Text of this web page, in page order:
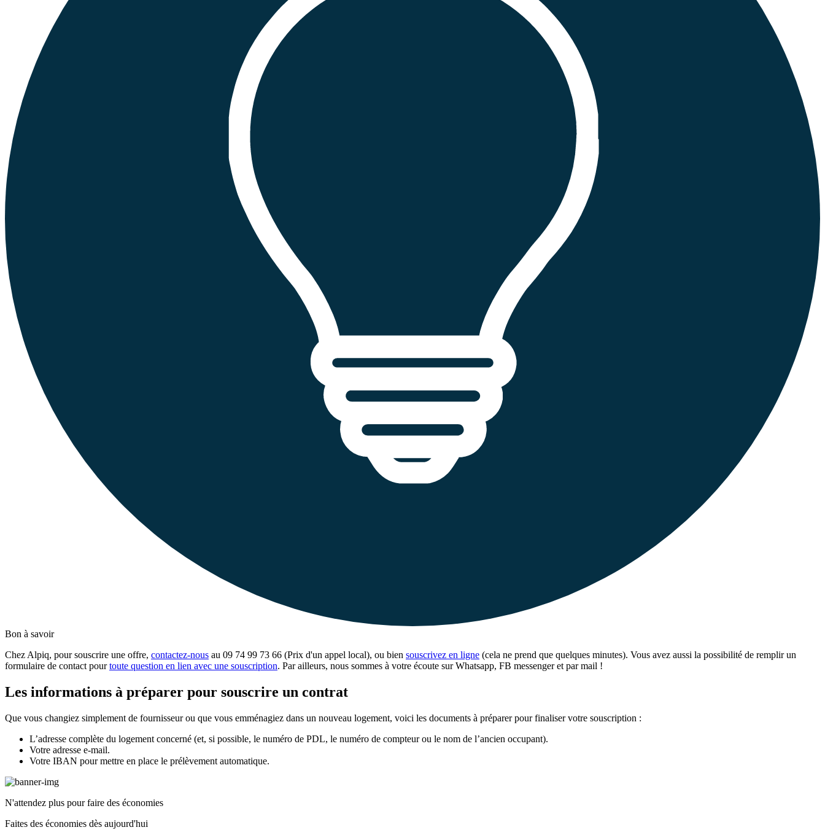
Bon à savoir
Chez Alpiq, pour souscrire une offre, contactez-nous au 09 74 99 73 66 (Prix d'un appel local), ou bien souscrivez en ligne (cela ne prend que quelques minutes). Vous avez aussi la possibilité de remplir un
formulaire de contact pourtoute question en lien avec une souscription. Par ailleurs, nous sommes à votre écoute sur Whatsapp, FB messenger et par mail !
Les informations à préparer pour souscrire un contrat
Que vous changiez simplement de fournisseur ou que vous emménagiez dans un nouveau logement, voici les documents à préparer pour finaliser votre souscription :
L’adresse complète du logement concerné (et, si possible, le numéro de PDL, le numéro de compteur ou le nom de l’ancien occupant).
Votre adresse e‑mail.
Votre IBAN pour mettre en place le prélèvement automatique.
N'attendez plus pour faire des économies
Faites des économies dès aujourd'hui